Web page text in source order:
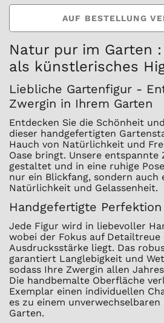
AUF BESTELLUNG
Natur pur im Garten :
als künstlerisches
Liebliche Gartenfigur -
Zwergin in Ihrem Garten
Entdecken Sie die Schönheit
dieser handgefertigten
Hauch von Natürlichkeit und
Oase bringt. Unsere entspannte
gestaltet und in eine ruhige
nur ein Blickfang, sondern auch
Natürlichkeit und Gelassenheit.
Handgefertigte Perfektion
Jede Figur wird in liebevoller
wobei der Fokus auf Detailtreue
Ausdrucksstärke liegt. Das
garantiert Langlebigkeit und
sodass Ihre Zwergin allen
Die handbemalte Oberfläche
Exemplar einen individuellen
es zu einem
Garten.